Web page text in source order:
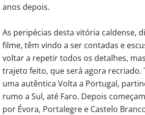
anos depois.
As peripécias desta vitória caldense,
filme, têm vindo a ser contadas e
voltar a repetir todos os detalhes,
trajeto feito, que será agora recriado.
uma autêntica Volta a Portugal,
rumo a Sul, até Faro. Depois
por Évora, Portalegre e Castelo